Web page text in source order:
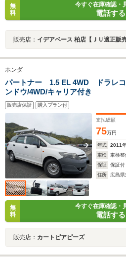
無
料
今すぐ在庫確認・
電話する
販売店： イデアベース 柏店【ＪＵ適正販売
ホンダ
パートナー 1.5 EL 4WD ドラレコ
ンドウ/4WD/キャリア付き
販売店保証 購入プラン付
支払総額
75万円
年式 2011
車検
車検整
保証
保証付
住所
広島
無
料
今すぐ在庫確認・
電話する
販売店： カートピアピーズ